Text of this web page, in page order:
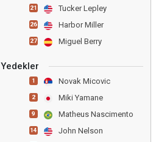
21 Tucker Lepley
26 Harbor Miller
27 Miguel Berry
Yedekler
1 Novak Micovic
2 Miki Yamane
9 Matheus Nascimento
14 John Nelson